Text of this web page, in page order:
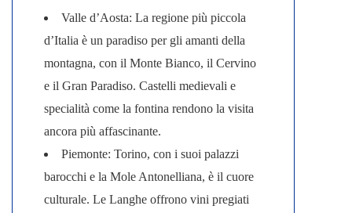
Valle d’Aosta: La regione più piccola
d’Italia è un paradiso per gli amanti della
montagna, con il Monte Bianco, il Cervino
e il Gran Paradiso. Castelli medievali e
specialità come la fontina rendono la visita
ancora più affascinante.
Piemonte: Torino, con i suoi palazzi
barocchi e la Mole Antonelliana, è il cuore
culturale. Le Langhe offrono vini pregiati